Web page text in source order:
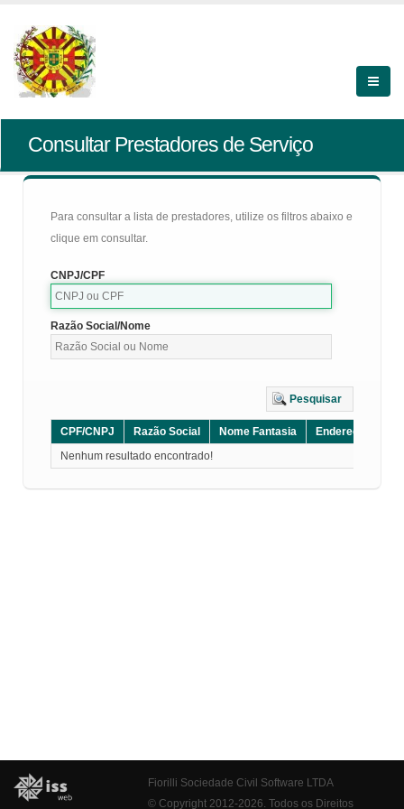
Consultar Prestadores de Serviço
Para consultar a lista de prestadores, utilize os filtros abaixo e
clique em consultar.
CNPJ/CPF
Razão Social/Nome
Pesquisar
CPF/CNPJ Razão Social Nome Fantasia Endereço
Nenhum resultado encontrado!
Fiorilli Sociedade Civil Software LTDA
© Copyright 2012-2026. Todos os Direitos